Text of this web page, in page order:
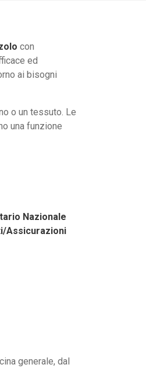
con
ed
ai bisogni
o un tessuto. Le
una funzione
Nazionale
Assicurazioni
generale, dal